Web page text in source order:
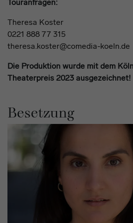
Touranfragen:
Theresa Koster
0221 888 77 315
theresa.koster@comedia-koeln.de
Die Produktion wurde mit dem
Theaterpreis 2023 ausgezeichnet!
Besetzung